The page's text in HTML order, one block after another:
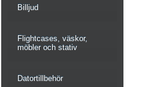
Billjud
Flightcases, väskor,
möbler och stativ
Datortillbehör